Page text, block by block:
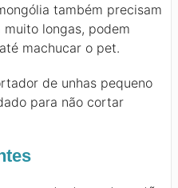
também precisam
longas, podem
machucar o pet.
de unhas pequeno
para não cortar